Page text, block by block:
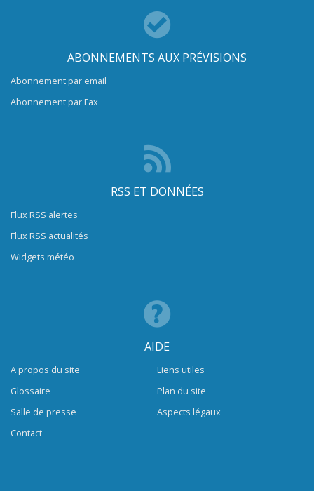
ABONNEMENTS AUX PRÉVISIONS
Abonnement par email
Abonnement par Fax
RSS ET DONNÉES
Flux RSS alertes
Flux RSS actualités
Widgets météo
AIDE
A propos du site
Glossaire
Salle de presse
Contact
Liens utiles
Plan du site
Aspects légaux